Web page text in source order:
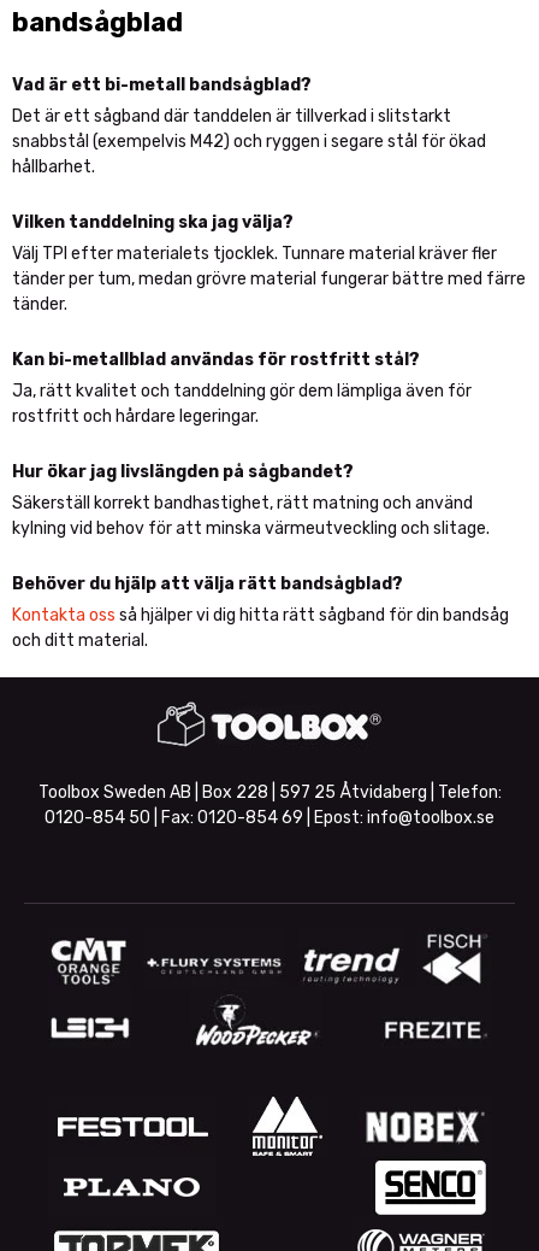
bandsågblad
Vad är ett bi-metall bandsågblad?
Det är ett sågband där tanddelen är tillverkad i slitstarkt
snabbstål (exempelvis M42) och ryggen i segare stål för ökad
hållbarhet.
Vilken tanddelning ska jag välja?
Välj TPI efter materialets tjocklek. Tunnare material kräver fler
tänder per tum, medan grövre material fungerar bättre med färre
tänder.
Kan bi-metallblad användas för rostfritt stål?
Ja, rätt kvalitet och tanddelning gör dem lämpliga även för
rostfritt och hårdare legeringar.
Hur ökar jag livslängden på sågbandet?
Säkerställ korrekt bandhastighet, rätt matning och använd
kylning vid behov för att minska värmeutveckling och slitage.
Behöver du hjälp att välja rätt bandsågblad?
Kontakta oss så hjälper vi dig hitta rätt sågband för din bandsåg
och ditt material.
Toolbox Sweden AB | Box 228 | 597 25 Åtvidaberg | Telefon:
0120-854 50 | Fax: 0120-854 69 | Epost: info@toolbox.se